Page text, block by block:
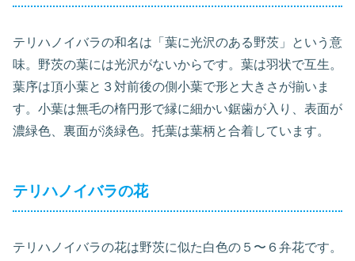
テリハノイバラの和名は「葉に光沢のある野茨」という意
味。野茨の葉には光沢がないからです。葉は羽状で互生。
葉序は頂小葉と３対前後の側小葉で形と大きさが揃いま
す。小葉は無毛の楕円形で縁に細かい鋸歯が入り、表面が
濃緑色、裏面が淡緑色。托葉は葉柄と合着しています。
テリハノイバラの花
テリハノイバラの花は野茨に似た白色の５〜６弁花です。